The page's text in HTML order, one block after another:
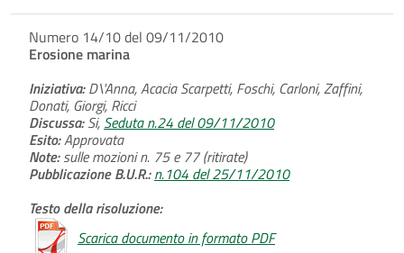
Numero 14/10 del 09/11/2010
Erosione marina
Iniziativa:D\'Anna, Acacia Scarpetti, Foschi, Carloni, Zaffini,
Donati, Giorgi, Ricci
Discussa:Si, Seduta n.24 del 09/11/2010
Esito:Approvata
Note:sulle mozioni n. 75 e 77 (ritirate)
Pubblicazione B.U.R.: n.104 del 25/11/2010
Testo della risoluzione:
Scarica documento in formato PDF